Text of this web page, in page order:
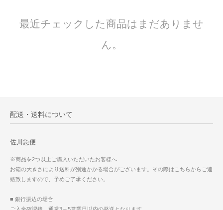
最近チェックした商品はまだありませ
ん。
配送・送料について
佐川急便
※商品を2つ以上ご購入いただいたお客様へ
お箱の大きさにより送料が別途かかる場合がございます。その際はこちらからご連
絡致しますので、予めご了承ください。
■ 銀行振込の場合